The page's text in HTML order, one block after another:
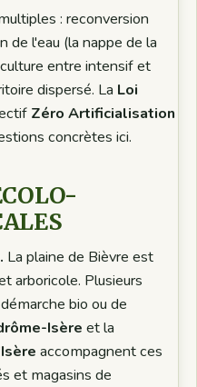
: reconversion
de l'eau (la nappe de la
entre intensif et
dispersé. La Loi
Zéro Artificialisation
concrètes ici.
La plaine de Bièvre est
arboricole. Plusieurs
bio ou de
Isère et la
accompagnent ces
et magasins de